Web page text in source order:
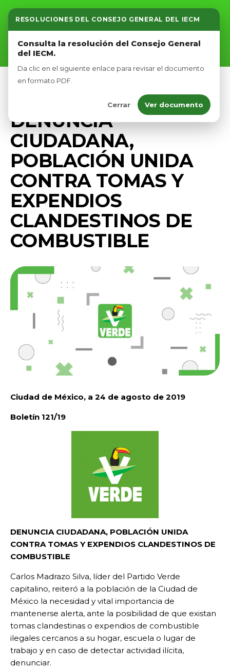
RESOLUCIONES DEL CONSEJO GENERAL DEL IECM
Consulta la resolución del Consejo General
del IECM.
Da clic en el siguiente enlace para revisar el documento
en formato PDF.
Cerrar Ver documento
Inicio
Nosotros
Afíliate
DENUNCIA
CIUDADANA,
POBLACIÓN UNIDA
CONTRA TOMAS Y
EXPENDIOS
CLANDESTINOS DE
COMBUSTIBLE
Ciudad de México, a 24 de agosto de 2019
Boletín 121/19
DENUNCIA CIUDADANA, POBLACIÓN UNIDA
CONTRA TOMAS Y EXPENDIOS CLANDESTINOS DE
COMBUSTIBLE
Carlos Madrazo Silva, líder del Partido Verde
capitalino, reiteró a la población de la Ciudad de
México la necesidad y vital importancia de
mantenerse alerta, ante la posibilidad de que existan
tomas clandestinas o expendios de combustible
ilegales cercanos a su hogar, escuela o lugar de
trabajo y en caso de detectar actividad ilícita,
denunciar.